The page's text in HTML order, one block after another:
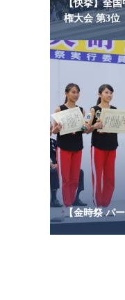
【快挙】全
権大会 第3位
【金時祭 パ